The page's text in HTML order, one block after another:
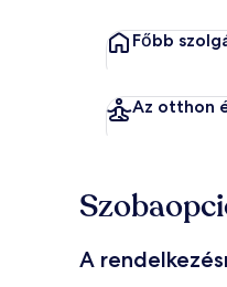
Főbb
Az otthon
A